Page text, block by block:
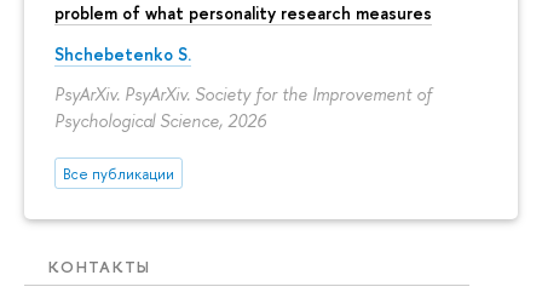
problem of what personality research measures
Shchebetenko S.
PsyArXiv. PsyArXiv. Society for the Improvement of
Psychological Science, 2026
Все публикации
КОНТАКТЫ